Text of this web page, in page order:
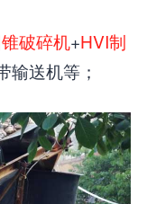
破碎机+HVI制
输送机等；